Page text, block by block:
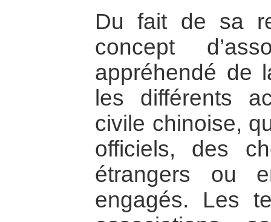
Du fait de sa
concept
appréhendé de
les différents
civile chinoise,
officiels, des
étrangers ou
engagés. Les